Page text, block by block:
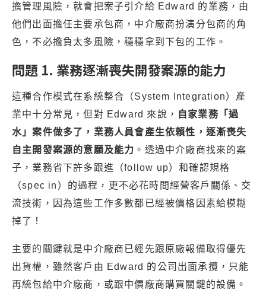
擔管理風險，就會把案子引介給 Edward 的業務，由
他們出面擔任主要承包商，中介廠商扮演分包商的角
色，不必擔負太多風險，穩穩拿到下包的工作。
問題 1. 業務逐漸喪失開發案源的能力
這種合作模式在系統整合（System Integration）產
業中十分常見，但對 Edward 來說， 自家業務「過
水」案件做多了，業務人員會產生依賴性，逐漸喪失
自主開發案源的意願及能力 。透過中介廠商找來的案
子，業務省下許多跟進（follow up）和確認規格
（spec in）的過程，更不必花時間經營客戶關係、交
流技術，因為這些工作多數都已經被價格因素給模糊
掉了！
主要的關鍵就是中介廠商已經先跟原廠報備取得優先
出貨權，雖然客戶由 Edward 的公司出面承攬，只能
再統包給中介廠商，或跟中價廠商購買關鍵的設備。